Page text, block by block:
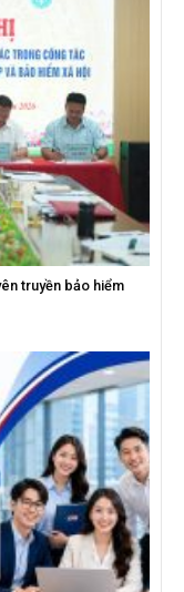
truyền bảo hiểm